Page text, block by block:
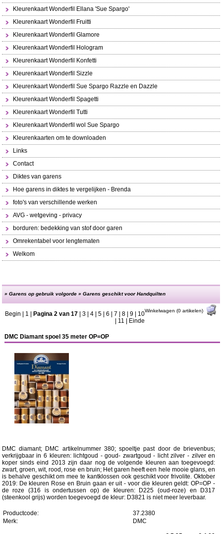
Kleurenkaart Wonderfil Ellana 'Sue Spargo'
Kleurenkaart Wonderfil Fruitti
Kleurenkaart Wonderfil Glamore
Kleurenkaart Wonderfil Hologram
Kleurenkaart Wonderfil Konfetti
Kleurenkaart Wonderfil Sizzle
Kleurenkaart Wonderfil Sue Spargo Razzle en Dazzle
Kleurenkaart Wonderfil Spagetti
Kleurenkaart Wonderfil Tutti
Kleurenkaart Wonderfil wol Sue Spargo
Kleurenkaarten om te downloaden
Links
Contact
Diktes van garens
Hoe garens in diktes te vergelijken - Brenda
foto's van verschillende werken
AVG - wetgeving - privacy
borduren: bedekking van stof door garen
Omrekentabel voor lengtematen
Welkom
»Garens op gebruik volgorde »Garens geschikt voor Handquilten
Winkelwagen (0 artikelen)
DMC Diamant spoel 35 meter OP=OP
DMC diamant; DMC artikelnummer 380; spoeltje past door de brievenbus;
verkrijgbaar in 6 kleuren: lichtgoud - goud- zwartgoud - licht zilver - zilver en
koper sinds eind 2013 zijn daar nog de volgende kleuren aan toegevoegd:
zwart, groen, wit, rood, rose en bruin; Het garen heeft een hele mooie glans, en
is behalve geschikt om mee te kantklossen ook geschikt voor frivolite. Oktober
2019: De kleuren Rose en Bruin gaan er uit - voor die kleuren geldt: OP=OP -
de roze (316 is ondertussen op) de kleuren: D225 (oud-roze) en D317
(steenkool grijs) worden toegevoegd de kleur: D3821 is niet meer leverbaar.
Productcode:
37.2380
Merk:
DMC
Begin 1 Pagina 2 van 17 3| 4| 5| 6 7 8| 9|
10
11 Einde